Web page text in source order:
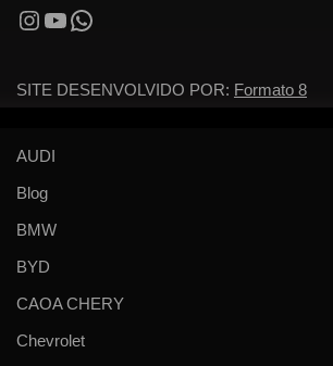
SITE DESENVOLVIDO POR: Formato 8
AUDI
Blog
BMW
BYD
CAOA CHERY
Chevrolet